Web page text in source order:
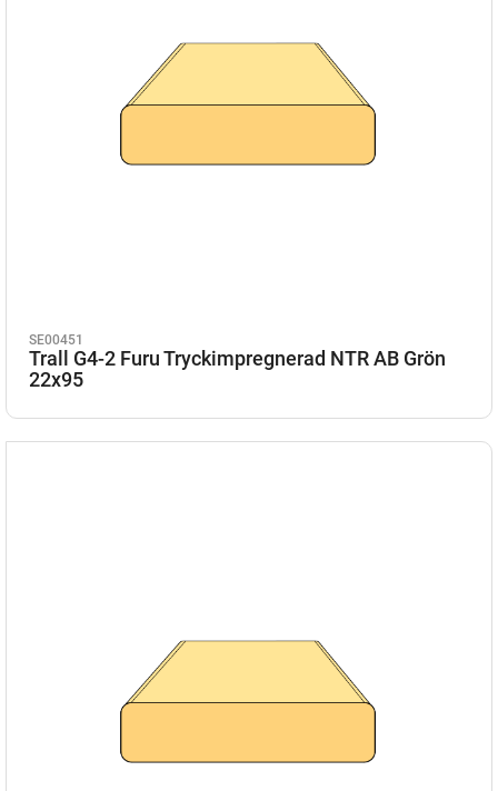
SE00451
Trall G4-2 Furu Tryckimpregnerad NTR AB Grön
22x95